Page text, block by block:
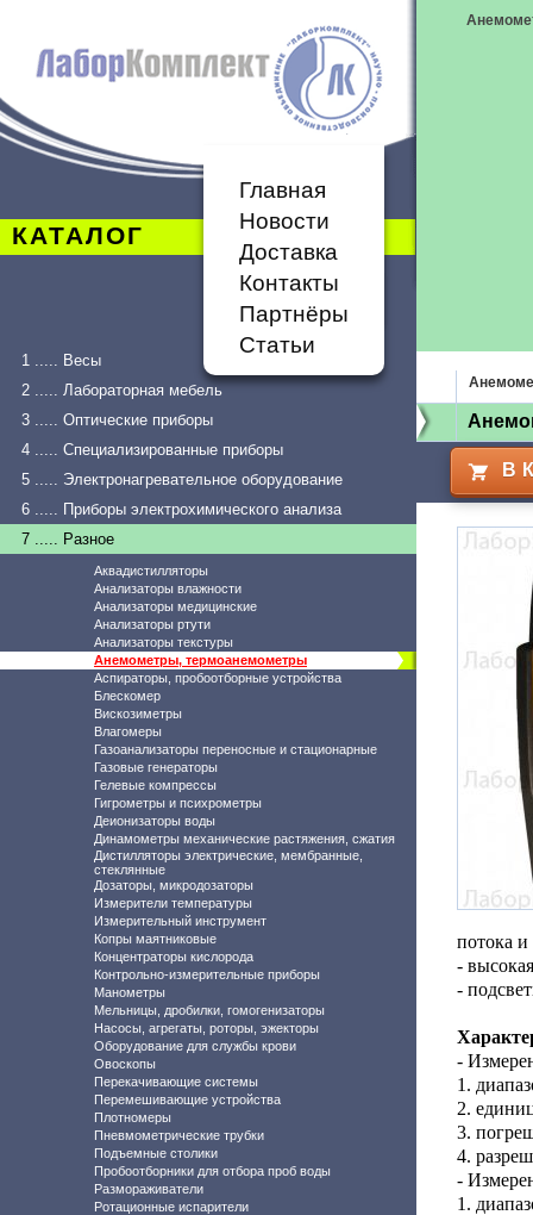
КАТАЛОГ
Главная
Новости
Доставка
Контакты
Партнёры
Статьи
1 ..... Весы
2 ..... Лабораторная мебель
3 ..... Оптические приборы
4 ..... Специализированные приборы
5 ..... Электронагревательное оборудование
6 ..... Приборы электрохимического анализа
7 ..... Разное
Аквадистилляторы
Анализаторы влажности
Анализаторы медицинские
Анализаторы ртути
Анализаторы текстуры
Анемометры, термоанемометры
Аспираторы, пробоотборные устройства
Блескомер
Вискозиметры
Влагомеры
Газоанализаторы переносные и стационарные
Газовые генераторы
Гелевые компрессы
Гигрометры и психрометры
Деионизаторы воды
Динамометры механические растяжения, сжатия
Дистилляторы электрические, мембранные,
стеклянные
Дозаторы, микродозаторы
Измерители температуры
Измерительный инструмент
Копры маятниковые
Концентраторы кислорода
Контрольно-измерительные приборы
Манометры
Мельницы, дробилки, гомогенизаторы
Насосы, агрегаты, роторы, эжекторы
Оборудование для службы крови
Овоскопы
Перекачивающие системы
Перемешивающие устройства
Плотномеры
Пневмометрические трубки
Подъемные столики
Пробоотборники для отбора проб воды
Размораживатели
Ротационные испарители
В
потока и
-
-
-
1.
2.
3.
4.
-
1.